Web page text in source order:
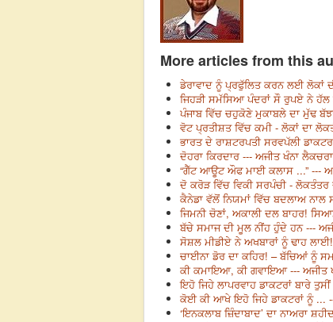
More articles from this
ਡੇਰਾਵਾਦ ਨੂੰ ਪ੍ਰਫੁੱਲਿਤ ਕਰਨ ਲਈ ਲੋਕਾਂ
ਜਿਹੜੀ ਸਮੱਸਿਆ ਪੰਦਰਾਂ ਸੌ ਰੁਪਏ ਨੇ
ਪੰਜਾਬ ਵਿੱਚ ਚਹੁਕੋਣੇ ਮੁਕਾਬਲੇ ਦਾ ਮੁੱਢ
ਵੋਟ ਪ੍ਰਤੀਸ਼ਤ ਵਿੱਚ ਕਮੀ - ਲੋਕਾਂ ਦਾ
ਭਾਰਤ ਦੇ ਰਾਸ਼ਟਰਪਤੀ ਸਰਵਪੱਲੀ
ਦੋਹਰਾ ਕਿਰਦਾਰ --- ਅਜੀਤ ਖੰਨਾ
“ਗੈੱਟ ਆਊਟ ਔਫ ਮਾਈ ਕਲਾਸ ...” ---
ਦੋ ਕਰੋੜ ਵਿੱਚ ਵਿਕੀ ਸਰਪੰਚੀ -
ਕੈਨੇਡਾ ਵੱਲੋਂ ਨਿਯਮਾਂ ਵਿੱਚ ਬਦਲਾਅ
ਜਿਮਨੀ ਚੋਣਾਂ, ਅਕਾਲੀ ਦਲ ਬਾਹਰ!
ਬੱਚੇ ਸਮਾਜ ਦੀ ਮੂਲ ਨੀਂਹ ਹੁੰਦੇ ਹਨ ---
ਸੋਸ਼ਲ ਮੀਡੀਏ ਨੇ ਅਖਬਾਰਾਂ ਨੂੰ ਢਾਹ
ਚਾਈਨਾ ਡੋਰ ਦਾ ਕਹਿਰ! – ਬੱਚਿਆਂ ਨੂੰ
ਕੀ ਕਮਾਇਆ, ਕੀ ਗਵਾਇਆ --- ਅਜੀਤ
ਇਹੋ ਜਿਹੇ ਲਾਪਰਵਾਹ ਡਾਕਟਰਾਂ ਬਾਰੇ
ਕੋਈ ਕੀ ਆਖੇ ਇਹੋ ਜਿਹੇ ਡਾਕਟਰਾਂ ਨੂੰ ...
‘ਇਨਕਲਾਬ ਜ਼ਿੰਦਾਬਾਦ’ ਦਾ ਨਾਅਰਾ